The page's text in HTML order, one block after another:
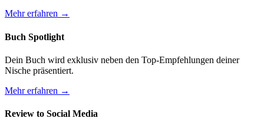
Mehr erfahren →
Buch Spotlight
Dein Buch wird exklusiv neben den Top-Empfehlungen deiner
Nische präsentiert.
Mehr erfahren →
Review to Social Media